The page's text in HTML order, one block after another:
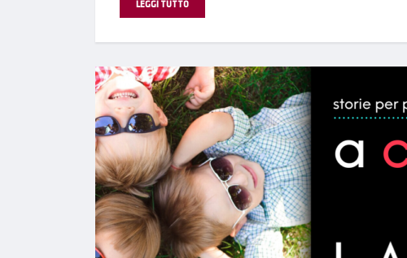
LEGGI TUTTO